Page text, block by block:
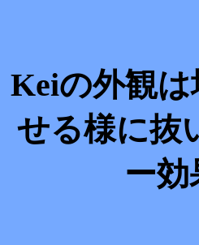
Keiの外観
せる様に抜
ー